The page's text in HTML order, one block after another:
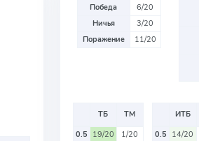
Победа
6/20
Ничья
3/20
Поражение
11/20
ТБ
ТМ
0.5 19/20
1/20
ИТБ
0.5 14/20